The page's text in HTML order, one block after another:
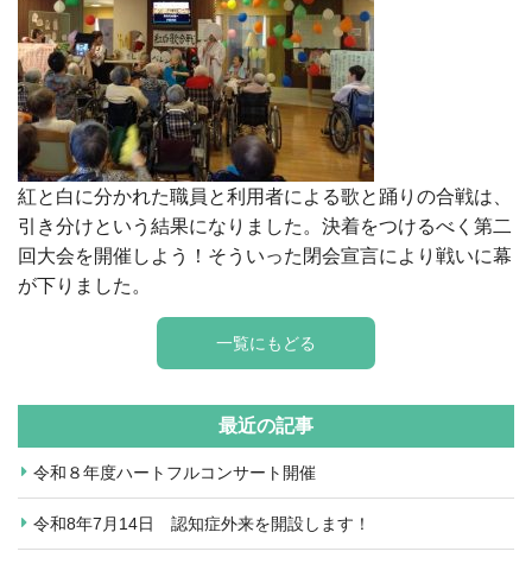
紅と白に分かれた職員と利用者による歌と踊りの合戦は、
引き分けという結果になりました。決着をつけるべく第二
回大会を開催しよう！そういった閉会宣言により戦いに幕
が下りました。
一覧にもどる
最近の記事
令和８年度ハートフルコンサート開催
令和8年7月14日 認知症外来を開設します！